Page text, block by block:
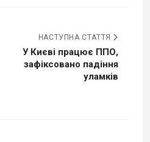
НАСТУПНА СТАТТЯ
У Києві працює ППО,
зафіксовано падіння
уламків